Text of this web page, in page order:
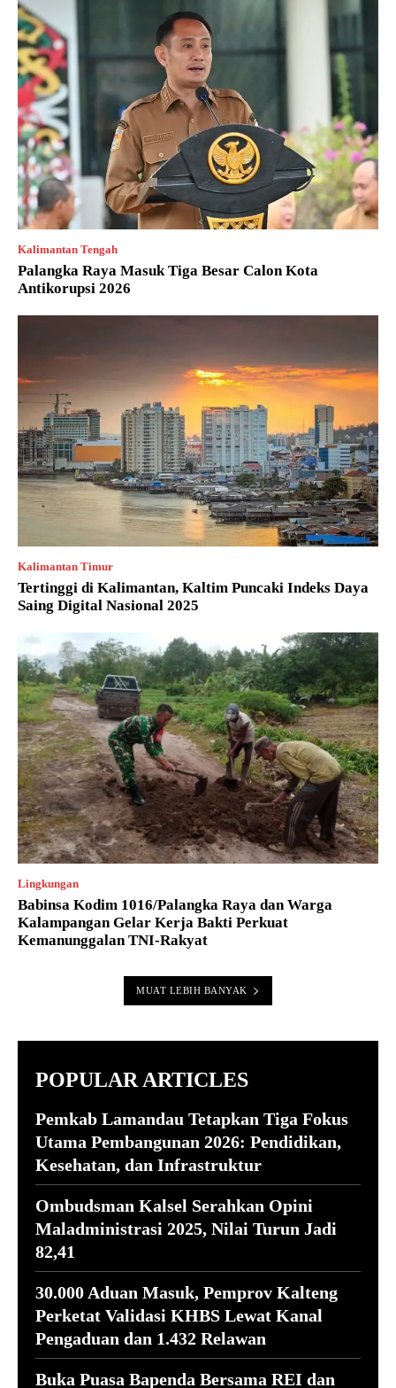
Kalimantan Tengah
Palangka Raya Masuk Tiga Besar Calon Kota
Antikorupsi 2026
Kalimantan Timur
Tertinggi di Kalimantan, Kaltim Puncaki Indeks Daya
Saing Digital Nasional 2025
Lingkungan
Babinsa Kodim 1016/Palangka Raya dan Warga
Kalampangan Gelar Kerja Bakti Perkuat
Kemanunggalan TNI-Rakyat
MUAT LEBIH BANYAK
POPULAR ARTICLES
Pemkab Lamandau Tetapkan Tiga Fokus
Utama Pembangunan 2026: Pendidikan,
Kesehatan, dan Infrastruktur
Ombudsman Kalsel Serahkan Opini
Maladministrasi 2025, Nilai Turun Jadi
82,41
30.000 Aduan Masuk, Pemprov Kalteng
Perketat Validasi KHBS Lewat Kanal
Pengaduan dan 1.432 Relawan
Buka Puasa Bapenda Bersama REI dan